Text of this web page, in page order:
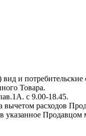
и
Товара.
с 9.00-18.45.
расходов
указанное Продавцом